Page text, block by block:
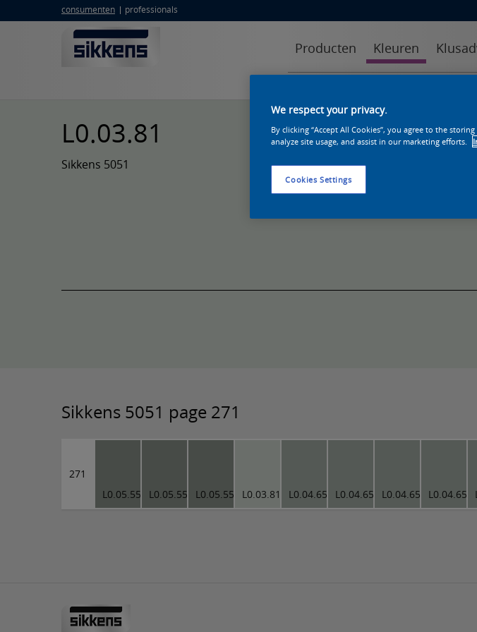
consumenten professionals
Producten Kleuren
L0.03.81
Sikkens 5051
Sikkens 5051 page 271
271
L0.05.55
L0.05.55 L0.05.55 L0.03.81 L0.04.65 L0.04.65 L0.04.65 L0.04.65
We respect your privacy.
By clicking “Accept All Cookies”, you agree to the
analyze site usage, and assist in our marketing efforts.
Cookies Settings